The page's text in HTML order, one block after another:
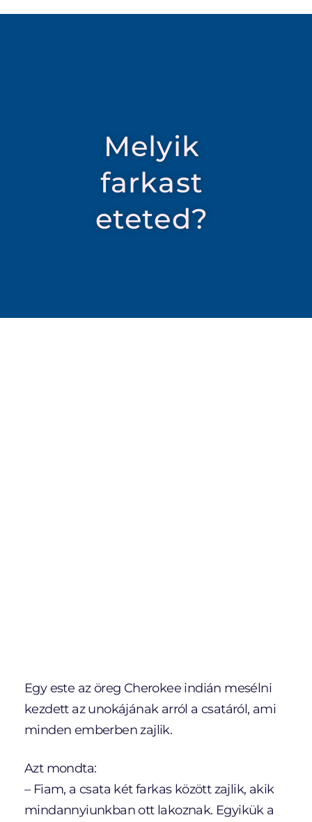
Melyik
farkast
eteted?
Egy este az öreg Cherokee indián mesélni
kezdett az unokájának arról a csatáról, ami
minden emberben zajlik.
Azt mondta:
– Fiam, a csata két farkas között zajlik, akik
mindannyiunkban ott lakoznak. Egyikük a